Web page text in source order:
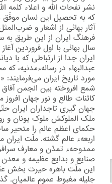
نشر نفحات الله و اعلاء کلمه
که به تحصیل این لسان
آثار بهائی از اشعار و
فرهنگ ایران از این طریق به
سال بهائی با اول فروردین
ایران جدا از ارتباطی كه
عبدالبهاء در رسالهءمدنیه،
مورد تاریخ ایران می‌فرمایند:
شمع افروخته بین انجمن
کائنات طالع و نور جهان
جهان گیری تاجداران ایران
ملک الملوکش ملوک یونان
حکمای اعظم عالم را متحیر
اربعهء عالم گشته. ملّت
ممدوحهء تمدّن و معارف
صنایع و بدایع عظیمه و
این ملّت باهره حیرت بخش
جلیله مغبوط عموم عالمیان.